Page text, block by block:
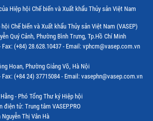
Hiệp hội Chế biến và Xuất khẩu Thủy sản Việt Nam
Chế biến và Xuất khẩu Thủy sản Việt Nam (VASEP)
Quý Cảnh, Phường Bình Trưng, Tp.Hồ Chí Minh
Fax: (+84) 28.628.10437 - Email: vphcm@vasep.com.vn
Hoan, Phường Giảng Võ, Hà Nội
Fax: (+84 24) 37715084 - Email: vasephn@vasep.com.vn
- Phó Tổng Thư ký Hiệp hội
tử: Trung tâm VASEP.PRO
Thị Vân Hà